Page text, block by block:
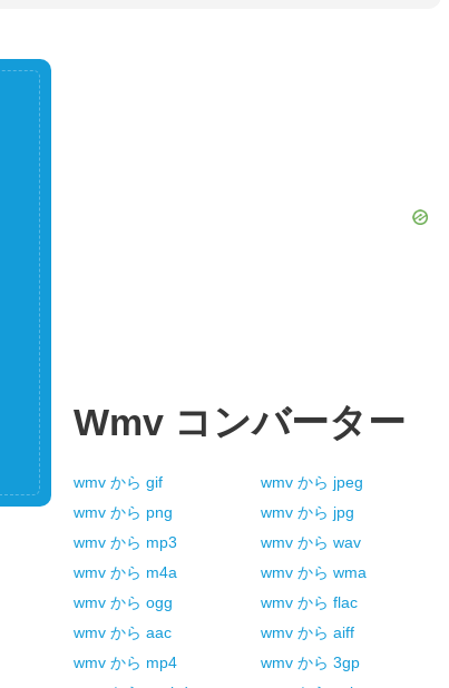
Wmv コンバーター
wmv から gif wmv から jpeg
wmv から png wmv から jpg
wmv から mp3 wmv から wav
wmv から m4a wmv から wma
wmv から ogg wmv から flac
wmv から aac wmv から aiff
wmv から mp4 wmv から 3gp